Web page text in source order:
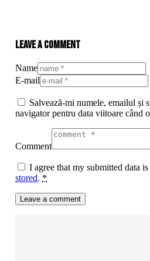
Leave a comment
Name
E-mail
Salvează-mi numele, emailul și
navigator pentru data viitoare când
Comment
I agree that my submitted data
stored. *